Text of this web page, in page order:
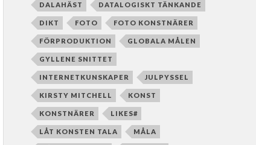
DALAHÄST DATALOGISKT TÄNKANDE
DIKT FOTO FOTO KONSTNÄRER
FÖRPRODUKTION GLOBALA MÅLEN
GYLLENE SNITTET
INTERNETKUNSKAPER JULPYSSEL
KIRSTY MITCHELL KONST
KONSTNÄRER LIKES#
LÅT KONSTEN TALA MÅLA